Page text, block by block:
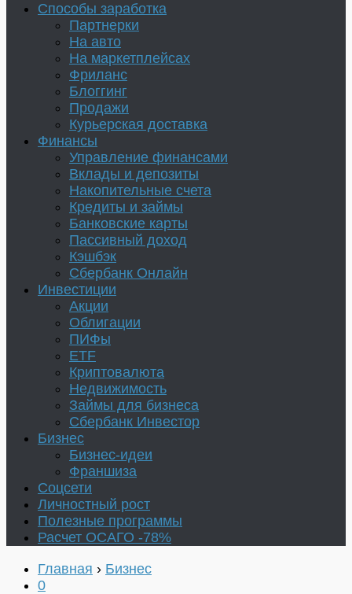
Способы заработка
Партнерки
На авто
На маркетплейсах
Фриланс
Блоггинг
Продажи
Курьерская доставка
Финансы
Управление финансами
Вклады и депозиты
Накопительные счета
Кредиты и займы
Банковские карты
Пассивный доход
Кэшбэк
Сбербанк Онлайн
Инвестиции
Акции
Облигации
ПИФы
ETF
Криптовалюта
Недвижимость
Займы для бизнеса
Сбербанк Инвестор
Бизнес
Бизнес-идеи
Франшиза
Соцсети
Личностный рост
Полезные программы
Расчет ОСАГО -78%
Главная › Бизнес
0